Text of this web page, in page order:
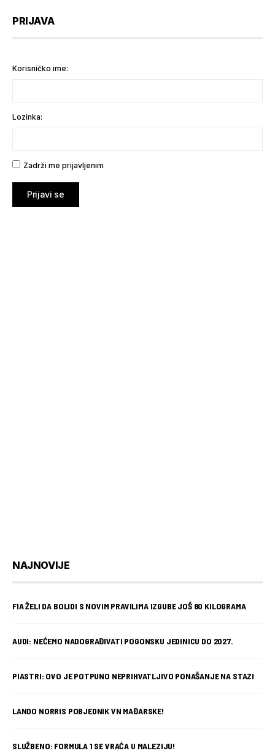
PRIJAVA
Korisničko ime:
Lozinka:
Zadrži me prijavljenim
Prijavi se
NAJNOVIJE
FIA ŽELI DA BOLIDI S NOVIM PRAVILIMA IZGUBE JOŠ 80 KILOGRAMA
AUDI: NEĆEMO NADOGRAĐIVATI POGONSKU JEDINICU DO 2027.
PIASTRI: OVO JE POTPUNO NEPRIHVATLJIVO PONAŠANJE NA STAZI
LANDO NORRIS POBJEDNIK VN MAĐARSKE!
SLUŽBENO: FORMULA 1 SE VRAĆA U MALEZIJU!